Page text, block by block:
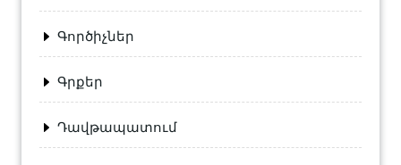
Գործիչներ
Գրքեր
Դավթապատում